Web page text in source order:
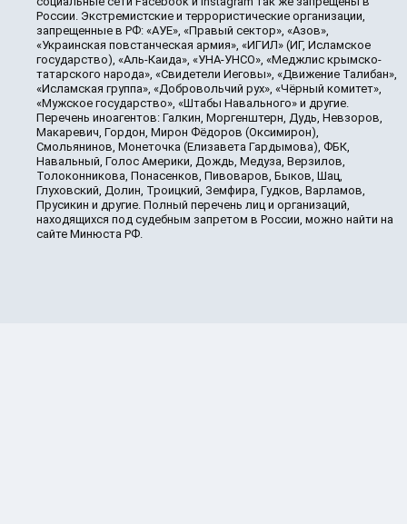
России. Экстремистские и террористические организации,
запрещенные в РФ: «АУЕ», «Правый сектор», «Азов»,
«Украинская повстанческая армия», «ИГИЛ» (ИГ, Исламское
государство), «Аль-Каида», «УНА-УНСО», «Меджлис крымско-
татарского народа», «Свидетели Иеговы», «Движение Талибан»,
«Исламская группа», «Добровольчий рух», «Чёрный комитет»,
«Мужское государство», «Штабы Навального» и другие.
Перечень иноагентов: Галкин, Моргенштерн, Дудь, Невзоров,
Макаревич, Гордон, Мирон Фёдоров (Оксимирон),
Смольянинов, Монеточка (Елизавета Гардымова), ФБК,
Навальный, Голос Америки, Дождь, Медуза, Верзилов,
Толоконникова, Понасенков, Пивоваров, Быков, Шац,
Глуховский, Долин, Троицкий, Земфира, Гудков, Варламов,
Прусикин и другие. Полный перечень лиц и организаций,
находящихся под судебным запретом в России, можно найти на
сайте Минюста РФ.